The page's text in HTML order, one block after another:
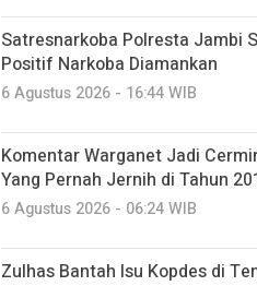
Satresnarkoba Polresta Jambi
Positif Narkoba Diamankan
6 Agustus 2026 - 16:44 WIB
Komentar Warganet Jadi
Yang Pernah Jernih di Tahun
6 Agustus 2026 - 06:24 WIB
Zulhas Bantah Isu Kopdes di